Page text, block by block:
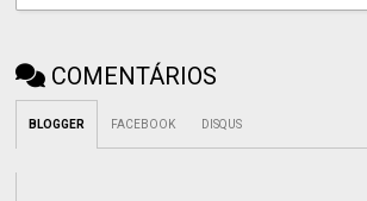
COMENTÁRIOS
BLOGGER FACEBOOK DISQUS